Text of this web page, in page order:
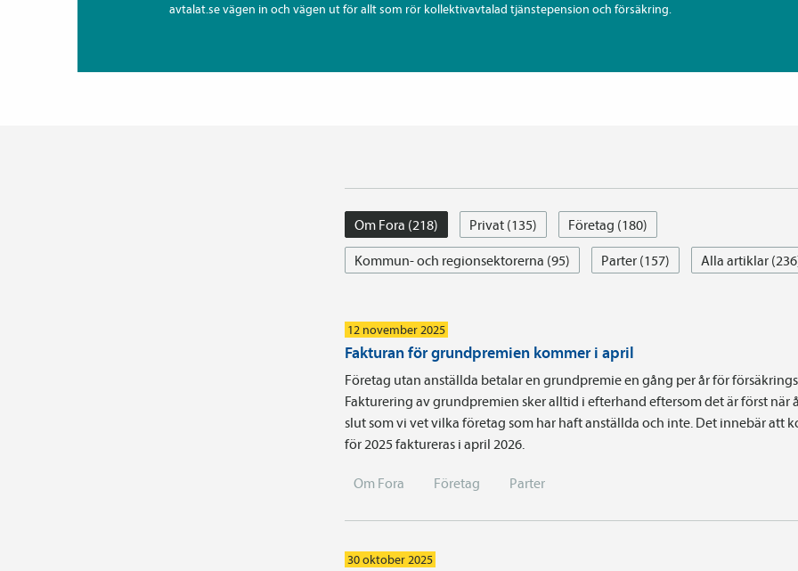
avtalat.se vägen in och vägen ut för allt som rör kollektiv­avtalad tjänste­pension och försäkring.
Om Fora (218) Privat (135)
Företag (180)
Kommun- och regionsektorerna (95)
Parter (157) Alla artiklar
12 november 2025
Fakturan för grundpremien kommer i april
Företag utan anställda betalar en grundpremie en gång per år för
Fakturering av grundpremien sker alltid i efterhand eftersom det är först när
slut som vi vet vilka företag som har haft anställda och inte. Det innebär att
för 2025 faktureras i april 2026.
Om Fora Företag Parter
30 oktober 2025